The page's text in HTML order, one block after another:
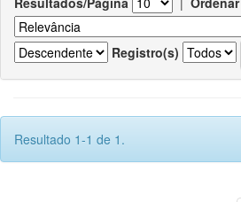
Registro(s)
Resultado 1-1 de 1.